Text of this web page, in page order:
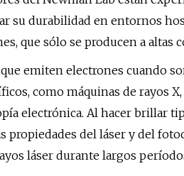
su durabilidad en entornos
que sólo se producen a altas
emiten electrones cuando
como máquinas de rayos
electrónica. Al hacer brillar
propiedades del láser y del
láser durante largos